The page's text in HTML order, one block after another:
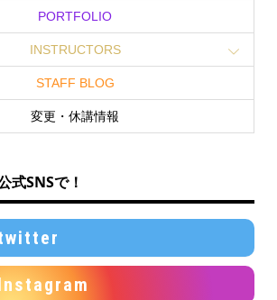
PORTFOLIO
INSTRUCTORS
STAFF BLOG
変更・休講情報
式SNSで！
twitter
Instagram